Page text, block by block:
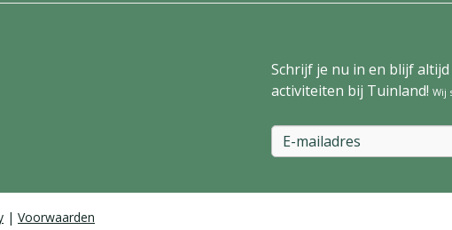
Schrijf je nu in en blijf
activiteiten bij Tuinland! Wij
Voorwaarden